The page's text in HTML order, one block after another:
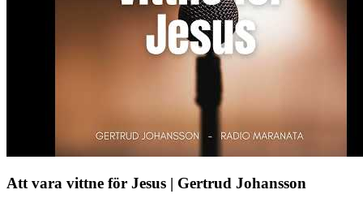
Att vara vittne för Jesus | Gertrud Johansson